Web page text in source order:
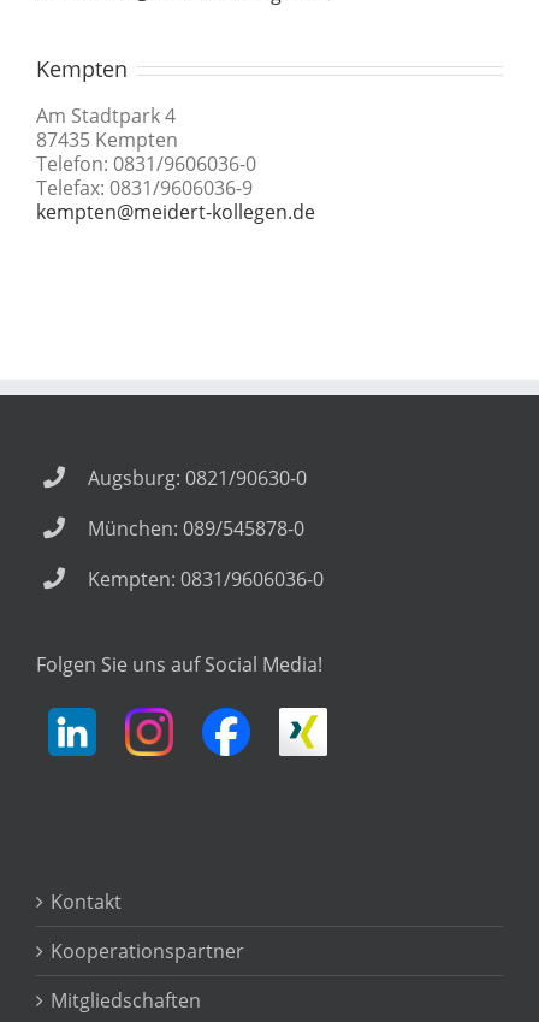
Kempten
Am Stadtpark 4
87435 Kempten
Telefon: 0831/9606036-0
Telefax: 0831/9606036-9
kempten@meidert-kollegen.de
Augsburg: 0821/90630-0
München: 089/545878-0
Kempten: 0831/9606036-0
Folgen Sie uns auf Social Media!
Kontakt
Kooperationspartner
Mitgliedschaften